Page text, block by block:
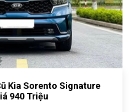
Kia Sorento Signature
940 Triệu